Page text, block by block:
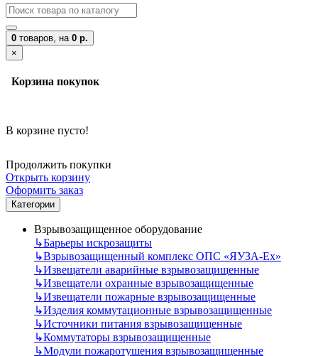
0 товаров, на 0 р.
×
Корзина покупок
В корзине пусто!
Продолжить покупки
Открыть корзину
Оформить заказ
Категории
Взрывозащищенное оборудование
↳Барьеры искрозащиты
↳Взрывозащищенный комплекс ОПС «ЯУЗА-Ех»
↳Извещатели аварийные взрывозащищенные
↳Извещатели охранные взрывозащищенные
↳Извещатели пожарные взрывозащищенные
↳Изделия коммутационные взрывозащищенные
↳Источники питания взрывозащищенные
↳Коммутаторы взрывозащищенные
↳Модули пожаротушения взрывозащищенные